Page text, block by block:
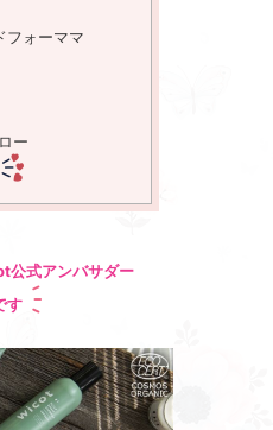
フォーママ
ー
式アンバサダー
す